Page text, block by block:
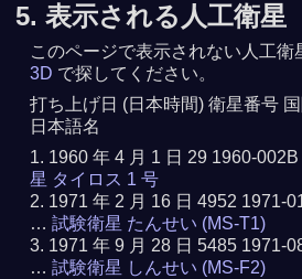
5. 表示される人工衛星
このページで表示されない人工衛
3D で探してください。
打ち上げ日 (日本時間) 衛星番号
日本語名
1960 年 4 月 1 日 29 1960-
星 タイロス 1 号
1971 年 2 月 16 日 4952 1971-
…試験衛星 たんせい (MS-T1)
1971 年 9 月 28 日 5485 1971-
…試験衛星 しんせい (MS-F2)